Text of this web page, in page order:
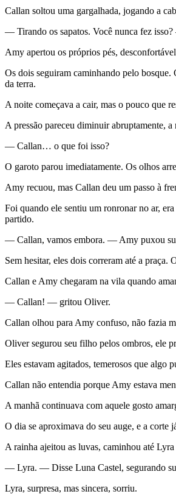
Callan soltou uma gargalhada, jogando a
— Tirando os sapatos. Você nunca fez
Amy apertou os próprios pés,
Os dois seguiram caminhando pelo bosque.
da terra.
A noite começava a cair, mas o pouco que
A pressão pareceu diminuir abruptamente,
— Callan… o que foi isso?
O garoto parou imediatamente. Os olhos
Amy recuou, mas Callan deu um passo à
Foi quando ele sentiu um ronronar no ar,
partido.
— Callan, vamos embora. — Amy puxou
Sem hesitar, eles dois correram até a
Callan e Amy chegaram na vila quando
— Callan! — gritou Oliver.
Callan olhou para Amy confuso, não fazia
Oliver segurou seu filho pelos ombros, ele
Eles estavam agitados, temerosos que algo
Callan não entendia porque Amy estava
A manhã continuava com aquele gosto
O dia se aproximava do seu auge, e a corte
A rainha ajeitou as luvas, caminhou até
— Lyra. — Disse Luna Castel, segurando
Lyra, surpresa, mas sincera, sorriu.